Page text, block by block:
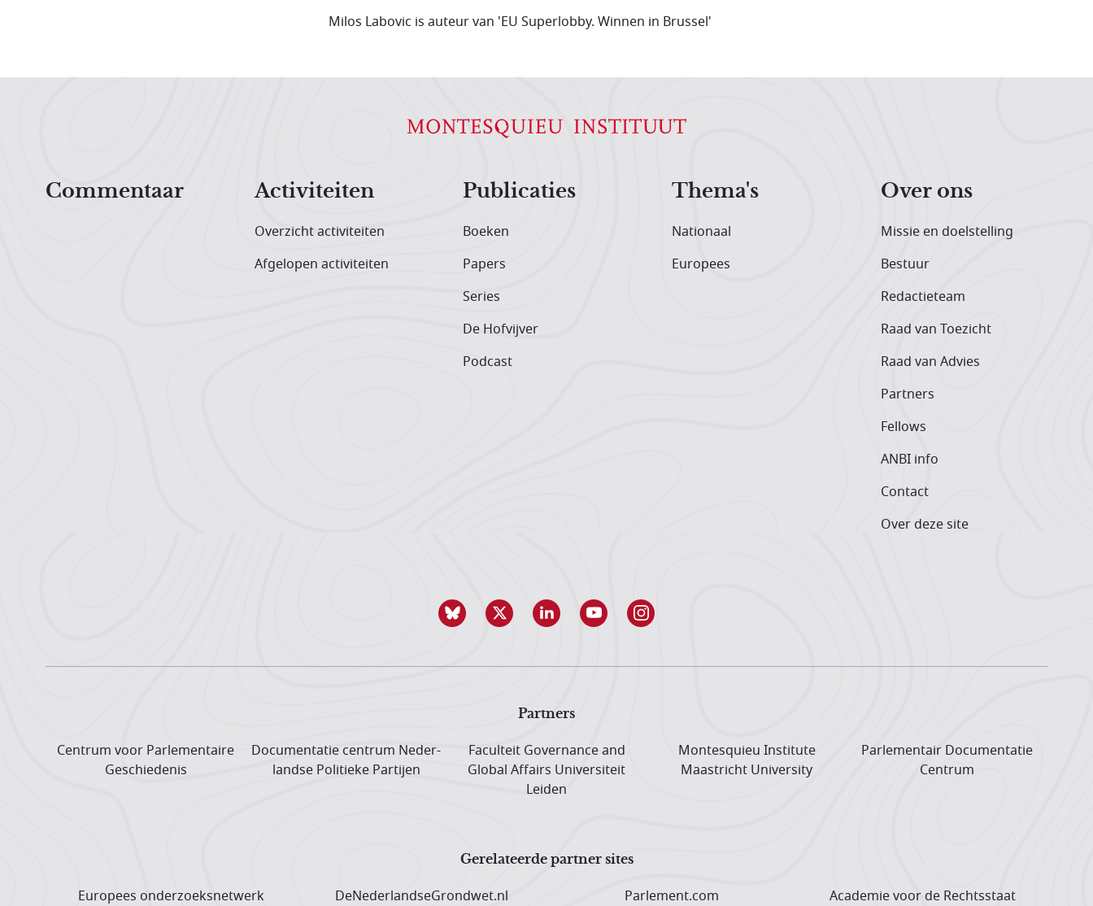
Milos Labovic is auteur van 'EU Superlobby. Winnen in Brussel'
Commentaar
Activiteiten
Overzicht activiteiten
Afgelopen activiteiten
Publicaties
Boeken
Papers
Series
De Hofvijver
Podcast
Thema's
Nationaal
Europees
Over ons
Missie en doelstelling
Bestuur
Redactieteam
Raad van Toezicht
Raad van Advies
Partners
Fellows
ANBI info
Contact
Over deze site
Partners
Centrum voor Parlementaire
Geschiedenis
Documentatie centrum Neder­
landse Politieke Partijen
Faculteit Governance and
Global Affairs Universiteit
Leiden
Montesquieu Institute
Maastricht University
Parlementair Documentatie
Centrum
Gerelateerde partner sites
Europees onderzoeks­netwerk DeNederlandseGrondwet.nl Parlement.com Academie voor de Rechtsstaat